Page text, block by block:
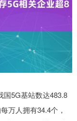
国5G基站数达483.8
万人拥有34.4个，